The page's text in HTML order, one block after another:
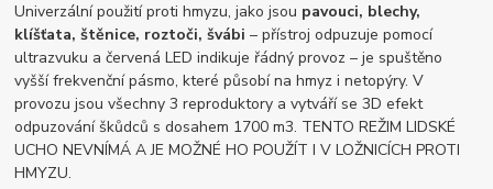
Univerzální použití proti hmyzu, jako jsou pavouci, blechy,
klíšťata, štěnice, roztoči, švábi – přístroj odpuzuje pomocí
ultrazvuku a červená LED indikuje řádný provoz – je spuštěno
vyšší frekvenční pásmo, které působí na hmyz i netopýry. V
provozu jsou všechny 3 reproduktory a vytváří se 3D efekt
odpuzování škůdců s dosahem 1700 m3. TENTO REŽIM LIDSKÉ
UCHO NEVNÍMÁ A JE MOŽNÉ HO POUŽÍT I V LOŽNICÍCH PROTI
HMYZU.